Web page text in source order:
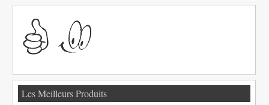
Les Meilleurs Produits